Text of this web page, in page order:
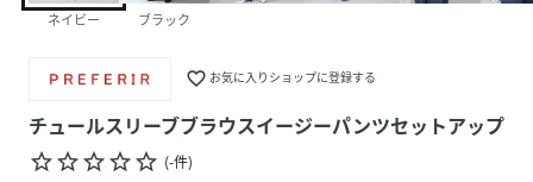
ネイビー ブラック
favorite_border お気に入りショップに登録する
チュールスリーブブラウスイージーパンツセットアップ
star_borderstar_borderstar_borderstar_borderstar_border (-件)